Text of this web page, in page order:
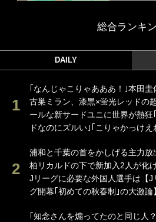
総合ランキ
DAILY
｢なんじゃこりゃあああ！｣本田圭
古巣ミラン、漆黒×蛍光レッドの
ールな新サードユニに世界が熱狂
ドなのにズルい｣｢こりゃかっけえ
浦和と千葉の首をかしげる主力放
柏リカルドの下で新加入2人が化
Jリーグに必要な外国人選手は【J
グ開幕｢初めての秋春制｣の大激論
｢知念さんを煽ってたのと同じ人